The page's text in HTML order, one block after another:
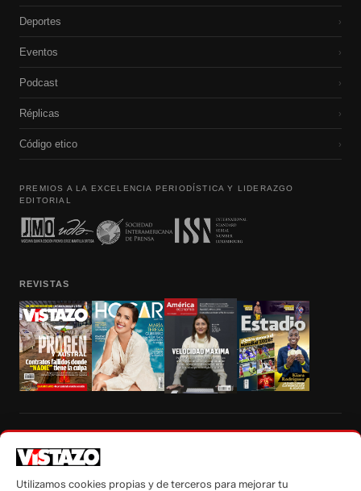
Deportes ›
Eventos ›
Podcast ›
Réplicas ›
Código etico ›
PREMIOS A LA EXCELENCIA PERIODÍSTICA Y LIDERAZGO
EDITORIAL
REVISTAS
autorización escrita de su titular, de todos los contenidos de Vistazo.com.
Utilizamos cookies propias y de terceros para mejorar tu